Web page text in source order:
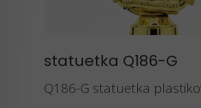
statuetka Q186-G
Q186-G statuetka